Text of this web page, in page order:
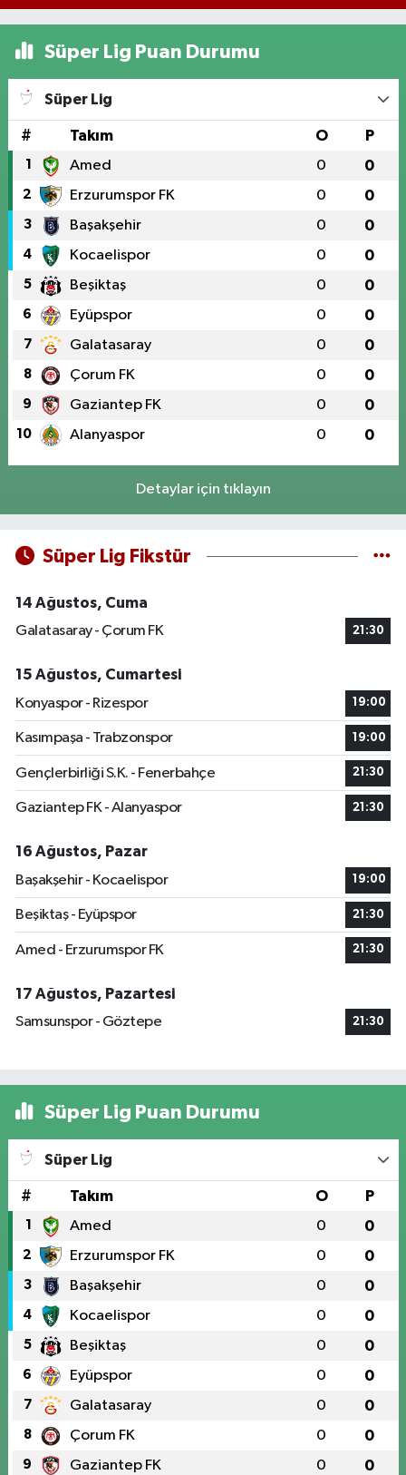
Süper Lig Puan Durumu
Süper Lig
# Takım O P
1 Amed 0 0
2 Erzurumspor FK 0 0
3 Başakşehir 0 0
4 Kocaelispor 0 0
5 Beşiktaş 0 0
6 Eyüpspor 0 0
7 Galatasaray 0 0
8 Çorum FK 0 0
9 Gaziantep FK 0 0
10 Alanyaspor 0 0
Detaylar için tıklayın
Süper Lig Fikstür
14 Ağustos, Cuma
Galatasaray - Çorum FK
21:30
15 Ağustos, Cumartesi
Konyaspor - Rizespor
19:00
Kasımpaşa - Trabzonspor 19:00
Gençlerbirliği S.K. - Fenerbahçe 21:30
Gaziantep FK - Alanyaspor 21:30
16 Ağustos, Pazar
Başakşehir - Kocaelispor
19:00
Beşiktaş - Eyüpspor 21:30
Amed - Erzurumspor FK 21:30
17 Ağustos, Pazartesi
Samsunspor - Göztepe
21:30
Süper Lig Puan Durumu
Süper Lig
# Takım O P
1 Amed 0 0
2 Erzurumspor FK 0 0
3 Başakşehir 0 0
4 Kocaelispor 0 0
5 Beşiktaş 0 0
6 Eyüpspor 0 0
7 Galatasaray 0 0
8 Çorum FK 0 0
9 Gaziantep FK 0 0